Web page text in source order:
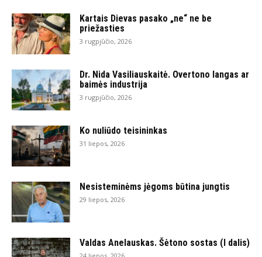
Kartais Dievas pasako „ne“ ne be
priežasties
3 rugpjūčio, 2026
Dr. Nida Vasiliauskaitė. Overtono langas ar
baimės industrija
3 rugpjūčio, 2026
Ko nuliūdo teisininkas
31 liepos, 2026
Nesisteminėms jėgoms būtina jungtis
29 liepos, 2026
Valdas Anelauskas. Šėtono sostas (I dalis)